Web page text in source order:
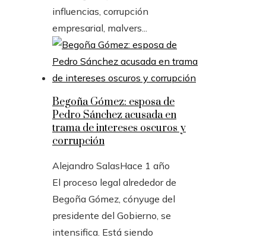
influencias, corrupción
empresarial, malvers...
Begoña Gómez: esposa de
Pedro Sánchez acusada en
trama de intereses oscuros y
corrupción
Alejandro SalasHace 1 año
El proceso legal alrededor de
Begoña Gómez, cónyuge del
presidente del Gobierno, se
intensifica. Está siendo